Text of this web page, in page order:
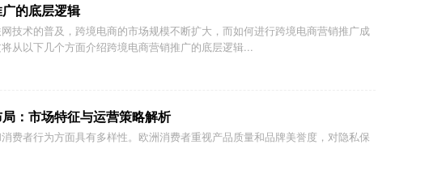
的底层逻辑
技术的普及，跨境电商的市场规模不断扩大，而如何进行跨境电商营销推广成
从以下几个方面介绍跨境电商营销推广的底层逻辑...
：市场特征与运营策略解析
费者行为方面具有多样性。欧洲消费者重视产品质量和品牌美誉度，对隐私保